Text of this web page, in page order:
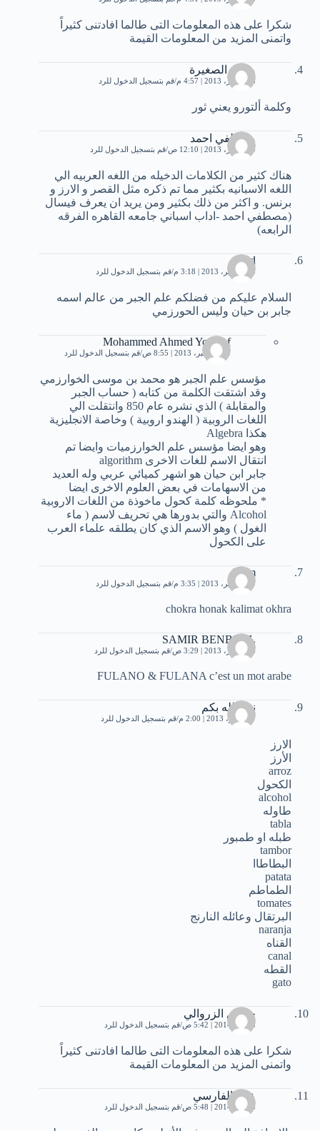
شكرا على هذه المعلومات التى طالما افادتنى كثيراً
واتمنى المزيد من المعلومات القيمة
ميمي الصغيرة
18 فبراير، 2013 | 4:57 م قم بتسجيل الدخول للرد
وكلمة ألتورو يعني ثور
مصطفي احمد
19 فبراير، 2013 | 12:10 ص قم بتسجيل الدخول للرد
هناك كثير من الكلامات الدخيله من اللغه العربيه الي
اللغه الاسبانيه بكثير مما تم ذكره مثل القصر و الارز و
برنس. و اكثر من ذلك بكثير ومن يريد ان يعرف فيسال
(مصطفي احمد -اداب اسباني جامعه القاهره الفرقه
الرابعه)
said
15 سبتمبر، 2013 | 3:18 م قم بتسجيل الدخول للرد
السلام عليكم من فضلكم علم الجبر من عالم اسمه
جابر بن حيان وليس الحورزمي
Mohammed Ahmed Youssef
30 ديسمبر، 2013 | 8:55 ص قم بتسجيل الدخول للرد
مؤسس علم الجبر هو محمد بن موسى الخوارزمي
وقد اشتقت الكلمة من كتابه ( حساب الجبر
والمقابلة ) الذي نشره عام 850 وانتقلت الي
اللغات الروبية ( الهندو اروبية ) وخاصة الانجليزية
هكذا Algebra
وهو ايضا مؤسس علم الخوارزميات وايضا تم
انتقال الاسم للغات الاخرى algorithm
جابر ابن حيان هو اشهر كميائي عربي وله العديد
من الاسهامات في بعض العلوم الاخرى ايضا
* ملحوظه كلمة كحول ماخوذة من اللغات الاروبية
Alcohol والتي بدورها هي تحريف لاسم ( ماء
الغول ) وهو الاسم الذي كان يطلقه علماء العرب
على الكحول
islam
19 سبتمبر، 2013 | 3:35 م قم بتسجيل الدخول للرد
chokra honak kalimat okhra
SAMIR BENBLAL
26 أكتوبر، 2013 | 3:29 ص قم بتسجيل الدخول للرد
FULANO & FULANA c’est un mot arabe
نفع الله بكم
7 نوفمبر، 2013 | 2:00 م قم بتسجيل الدخول للرد
الارز
الأرز
arroz
الكحول
alcohol
طاوله
tabla
طبله او طمبور
tambor
البطاطاا
patata
الطماطم
tomates
البرتقال وعائله النارنج
naranja
القناه
canal
القطه
gato
حسين الزروالي
5 يناير، 2014 | 5:42 ص قم بتسجيل الدخول للرد
شكرا على هذه المعلومات التى طالما افادتنى كثيراً
واتمنى المزيد من المعلومات القيمة
علي الفارسي
5 يناير، 2014 | 5:48 ص قم بتسجيل الدخول للرد